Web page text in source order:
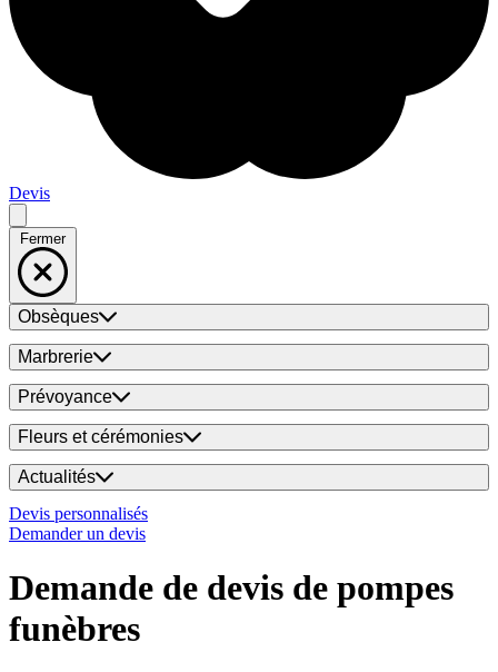
Devis
Fermer
Obsèques
Marbrerie
Prévoyance
Fleurs et cérémonies
Actualités
Devis personnalisés
Demander un devis
Demande de devis de pompes
funèbres